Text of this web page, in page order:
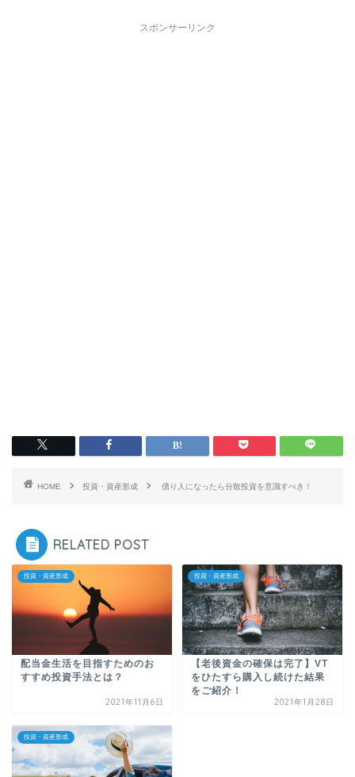
スポンサーリンク
HOME 投資・資産形成 億り人になったら分散投資を意識すべき！
RELATED POST
投資・資産形成
配当金生活を目指すためのお
すすめ投資手法とは？
2021年11月6日
投資・資産形成
【老後資金の確保は完了】VT
をひたすら購入し続けた結果
をご紹介！
2021年1月28日
投資・資産形成